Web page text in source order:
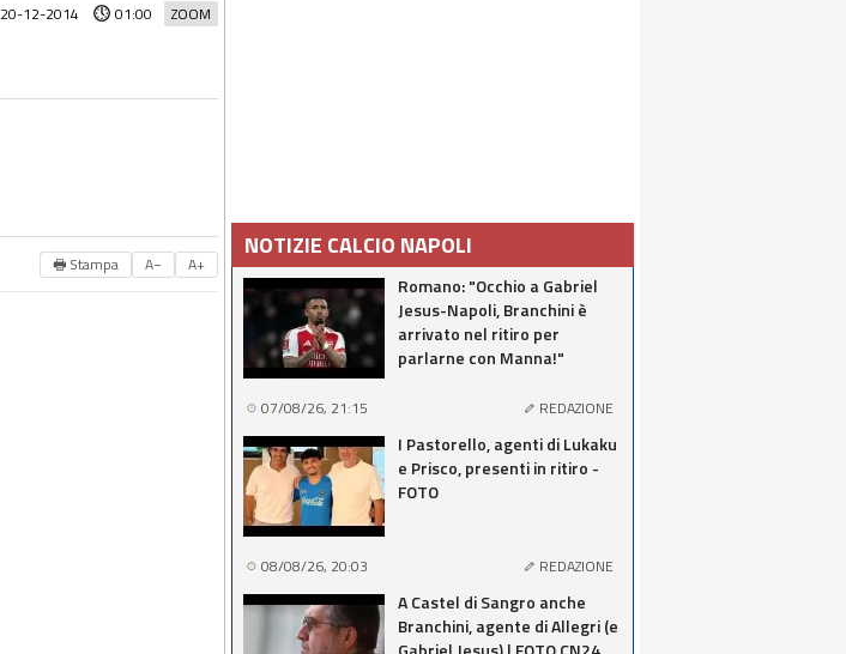
ZOOM
20-12-2014 01:00
🖶 Stampa A− A+
NOTIZIE CALCIO NAPOLI
Romano: "Occhio a Gabriel
Jesus-Napoli, Branchini è
arrivato nel ritiro per
parlarne con Manna!"
07/08/26, 21:15 REDAZIONE
I Pastorello, agenti di Lukaku
e Prisco, presenti in ritiro -
FOTO
08/08/26, 20:03 REDAZIONE
A Castel di Sangro anche
Branchini, agente di Allegri (e